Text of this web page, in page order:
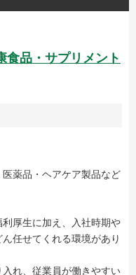
食品・サプリメント
薬品・ヘアケア製品など
厚生に加え、入社時期や
任せてくれる環境があり
れ、従業員が働きやすい